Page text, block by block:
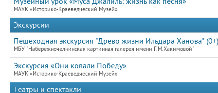
МАУК «Историко-Краеведческий Музей»
Экскурсии
Пешеходная экскурсия "Древо жизни Ильдара Ханова" (0+)
МБУ "Набережночелнинская картинная галерея имени Г.М.Хакимовой"
Экскурсия «Они ковали Победу»
МАУК «Историко-Краеведческий Музей»
Театры и спектакли